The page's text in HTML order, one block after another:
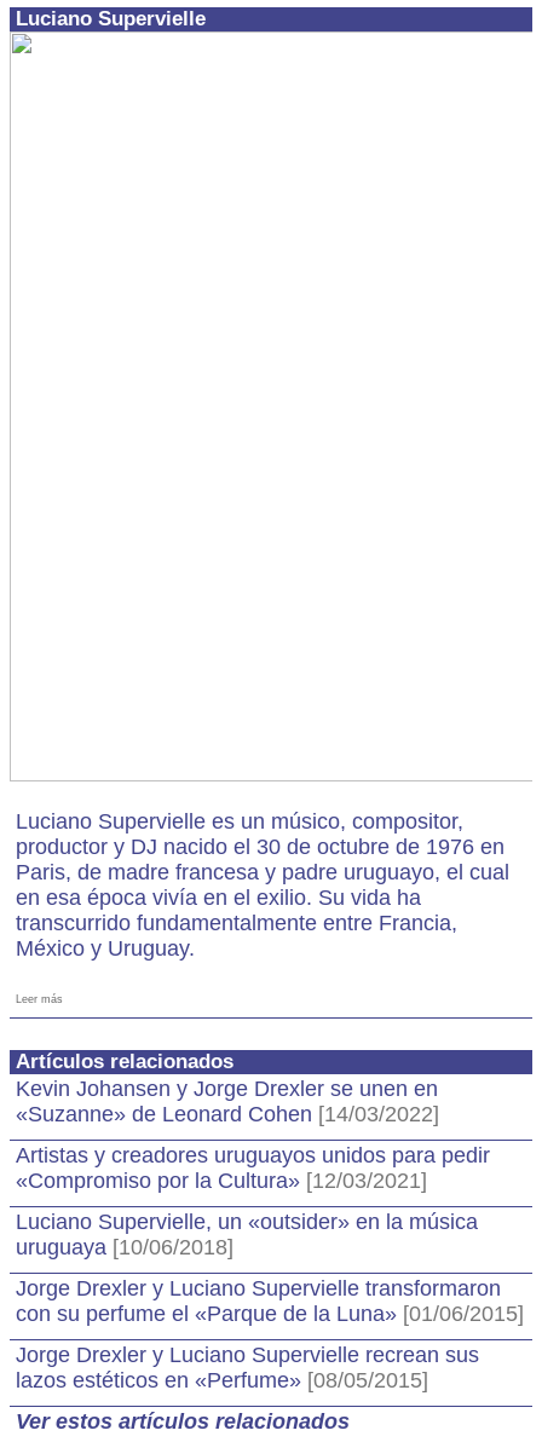
Luciano Supervielle
Luciano Supervielle es un músico, compositor,
productor y DJ nacido el 30 de octubre de 1976 en
Paris, de madre francesa y padre uruguayo, el cual
en esa época vivía en el exilio. Su vida ha
transcurrido fundamentalmente entre Francia,
México y Uruguay.
Leer más
Artículos relacionados
Kevin Johansen y Jorge Drexler se unen en
«Suzanne» de Leonard Cohen [14/03/2022]
Artistas y creadores uruguayos unidos para pedir
«Compromiso por la Cultura» [12/03/2021]
Luciano Supervielle, un «outsider» en la música
uruguaya [10/06/2018]
Jorge Drexler y Luciano Supervielle transformaron
con su perfume el «Parque de la Luna» [01/06/2015]
Jorge Drexler y Luciano Supervielle recrean sus
lazos estéticos en «Perfume» [08/05/2015]
Ver estos artículos relacionados